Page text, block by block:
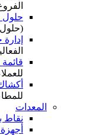
حلول
المعدات
نقاط